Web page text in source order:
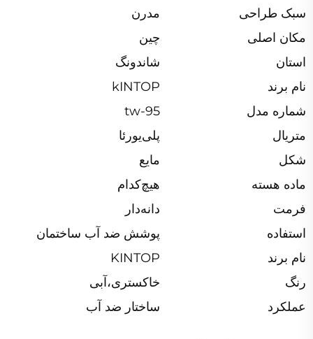
سبک طراحی
مدرن
مکان اصلی
چین
استان
شاندونگ
نام برند
kINTOP
شماره مدل
tw-95
متریال
پلی‌یورئا
شکل
مایع
ماده هسته
هیچ‌کدام
فرمت
دانه‌دار
استفاده
پوشش ضد آب ساختمان
نام برند
KINTOP
رنگ
خاکستری،آبی
عملکرد
ساختار ضد آب